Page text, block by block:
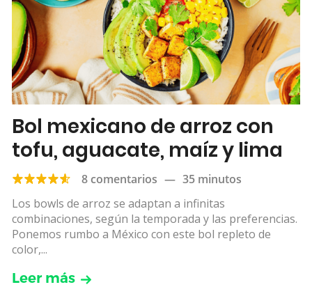
Bol mexicano de arroz con
tofu, aguacate, maíz y lima
8 comentarios — 35 minutos
Los bowls de arroz se adaptan a infinitas
combinaciones, según la temporada y las preferencias.
Ponemos rumbo a México con este bol repleto de
color,...
Leer más